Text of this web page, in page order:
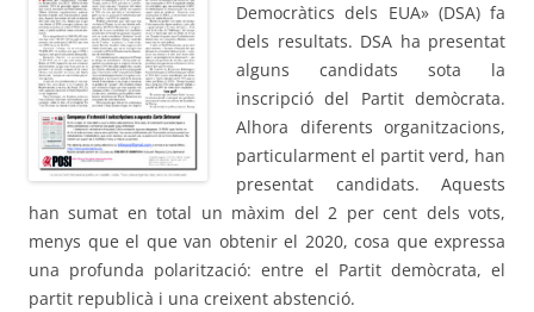
Democràtics dels EUA» (DSA) fa
dels resultats. DSA ha presentat
alguns candidats sota la
inscripció del Partit demòcrata.
Alhora diferents organitzacions,
particularment el partit verd, han
presentat candidats. Aquests
han sumat en total un màxim del 2 per cent dels vots,
menys que el que van obtenir el 2020, cosa que expressa
una profunda polarització: entre el Partit demòcrata, el
partit republicà i una creixent abstenció.